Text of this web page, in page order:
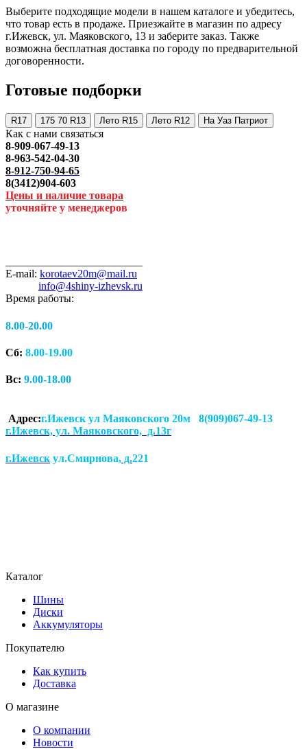
Выберите подходящие модели в нашем каталоге и убедитесь,
что товар есть в продаже. Приезжайте в магазин по адресу
г.Ижевск, ул. Маяковского, 13 и заберите заказ. Также
возможна бесплатная доставка по городу по предварительной
договоренности.
Готовые подборки
R17 175 70 R13 Лето R15 Лето R12 На Уаз Патриот
Как с нами связаться
8-909-067-49-13
8-963-542-04-30
8-912-750-94-65
8(3412)904-603
Цены и наличие товара
уточняйте у менеджеров
E-mail: korotaev20m@mail.ru
info@4shiny-izhevsk.ru
Время работы:
8.00-20.00
Сб: 8.00-19.00
Вс: 9.00-18.00
Адрес:г.Ижевск ул Маяковского 20м 8(909)067-49-13
г.Ижевск, ул. Маяковского, д.13г
г.Ижевск ул.Смирнова, д.221
Каталог
Шины
Диски
Аккумуляторы
Покупателю
Как купить
Доставка
О магазине
О компании
Новости